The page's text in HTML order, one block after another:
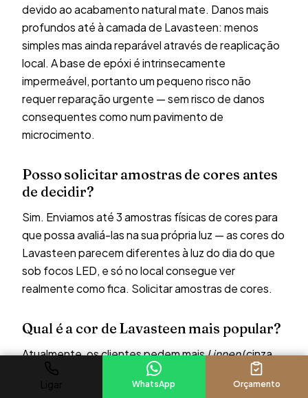
devido ao acabamento natural mate. Danos mais
profundos até à camada de Lavasteen: menos
simples mas ainda reparável através de reaplicação
local. A base de epóxi é intrinsecamente
impermeável, portanto um pequeno risco não
requer reparação urgente — sem risco de danos
consequentes como num pavimento de
microcimento.
Posso solicitar amostras de cores antes
de decidir?
Sim. Enviamos até 3 amostras físicas de cores para
que possa avaliá-las na sua própria luz — as cores do
Lavasteen parecem diferentes à luz do dia do que
sob focos LED, e só no local consegue ver
realmente como fica. Solicitar amostras de cores.
Qual é a cor de Lavasteen mais popular?
Atualmente, os clientes pedem maisLinnen(cinza
suave quente, adequado a qualquer espaço),Sea
Shell(tom creme claro) eMushroom (bege mais
Ligar WhatsApp Orçamento